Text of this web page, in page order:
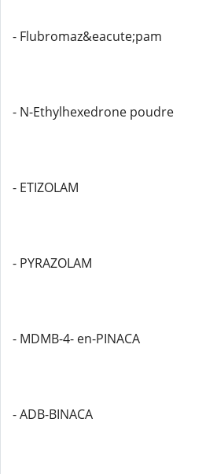
- Flubromaz&eacute;pam
- N-Ethylhexedrone poudre
- ETIZOLAM
- PYRAZOLAM
- MDMB-4- en-PINACA
- ADB-BINACA